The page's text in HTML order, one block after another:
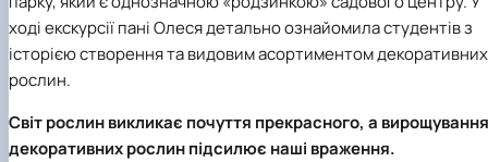
ході екскурсії пані Олеся детально ознайомила студентів з
історією створення та видовим асортиментом декоративних
рослин.
Світ рослин викликає почуття прекрасного, а вирощування
декоративних рослин підсилює наші враження.